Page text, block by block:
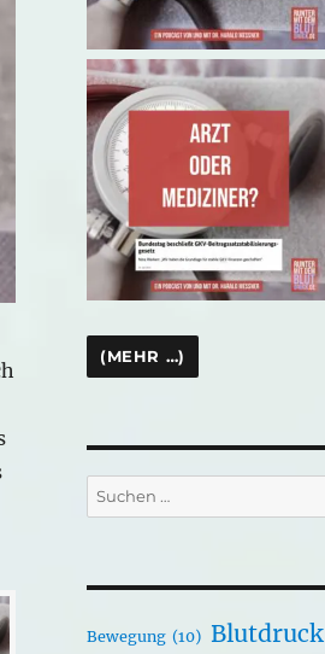
Suchen
nach:
Bewegung (10) Blutdruck